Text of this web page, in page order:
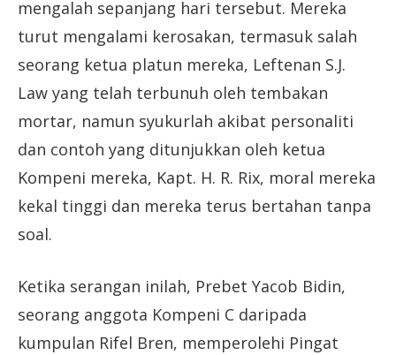
mengalah sepanjang hari tersebut. Mereka
turut mengalami kerosakan, termasuk salah
seorang ketua platun mereka, Leftenan S.J.
Law yang telah terbunuh oleh tembakan
mortar, namun syukurlah akibat personaliti
dan contoh yang ditunjukkan oleh ketua
Kompeni mereka, Kapt. H. R. Rix, moral mereka
kekal tinggi dan mereka terus bertahan tanpa
soal.
Ketika serangan inilah, Prebet Yacob Bidin,
seorang anggota Kompeni C daripada
kumpulan Rifel Bren, memperolehi Pingat